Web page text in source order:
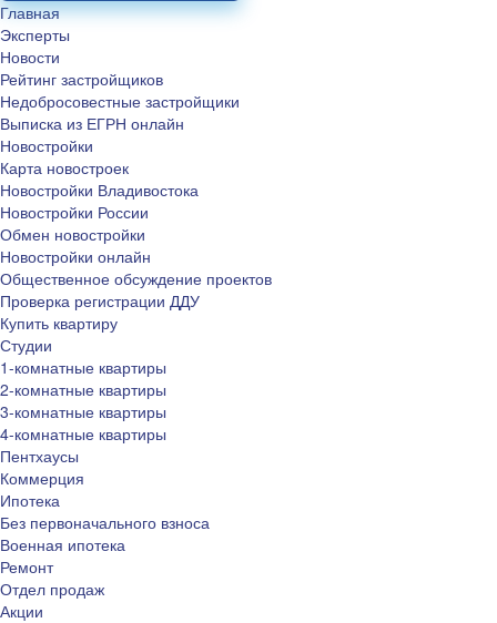
Главная
Эксперты
Новости
Рейтинг застройщиков
Недобросовестные застройщики
Выписка из ЕГРН онлайн
Новостройки
Карта новостроек
Новостройки Владивостока
Новостройки России
Обмен новостройки
Новостройки онлайн
Общественное обсуждение проектов
Проверка регистрации ДДУ
Купить квартиру
Студии
1-комнатные квартиры
2-комнатные квартиры
3-комнатные квартиры
4-комнатные квартиры
Пентхаусы
Коммерция
Ипотека
Без первоначального взноса
Военная ипотека
Ремонт
Отдел продаж
Акции